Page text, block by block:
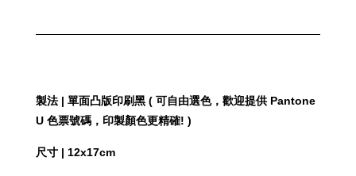
製法 | 單面凸版印刷黑 ( 可自由選色，歡迎提供 Pantone
U 色票號碼，印製顏色更精確! )
尺寸 | 12x17cm